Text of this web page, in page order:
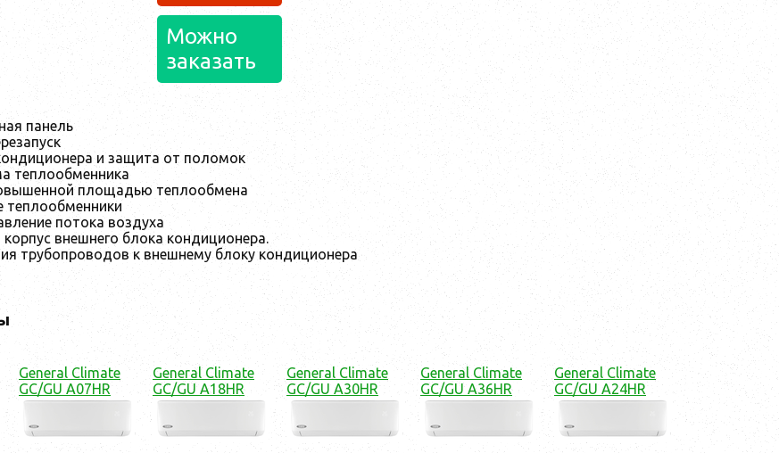
Можно
заказать
панель
и защита от поломок
теплообменника
площадью теплообмена
теплообменники
потока воздуха
внешнего блока кондиционера.
трубопроводов к внешнему блоку кондиционера
General Climate
GC/GU A07HR
General Climate
GC/GU A18HR
General Climate
GC/GU A30HR
General Climate
GC/GU A36HR
General Climate
GC/GU A24HR